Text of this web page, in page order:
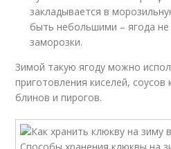
закладывается в
быть небольшими – ягода
заморозки.
Зимой такую ягоду можно
приготовления киселей, соусов
блинов и пирогов.